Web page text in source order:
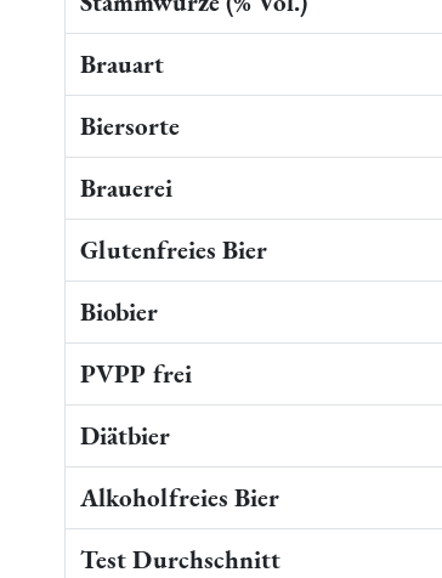
Brauart
Biersorte
Brauerei
Glutenfreies Bier
Biobier
PVPP frei
Diätbier
Alkoholfreies Bier
Test Durchschnitt